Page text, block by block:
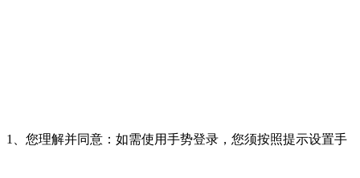
1、您理解并同意：如需使用手势登录，您须按照提示设置手